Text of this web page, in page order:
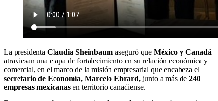
La presidenta Claudia Sheinbaum aseguró que México y Canadá
atraviesan una etapa de fortalecimiento en su relación económica y
comercial, en el marco de la misión empresarial que encabeza el
secretario de Economía, Marcelo Ebrard, junto a más de 240
empresas mexicanas en territorio canadiense.